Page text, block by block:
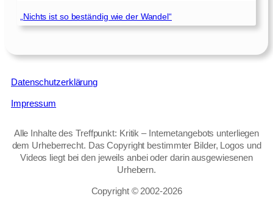
„Nichts ist so beständig wie der Wandel“
Datenschutzerklärung
Impressum
Alle Inhalte des Treffpunkt: Kritik – Internetangebots unterliegen
dem Urheberrecht. Das Copyright bestimmter Bilder, Logos und
Videos liegt bei den jeweils anbei oder darin ausgewiesenen
Urhebern.
Copyright © 2002‑2026